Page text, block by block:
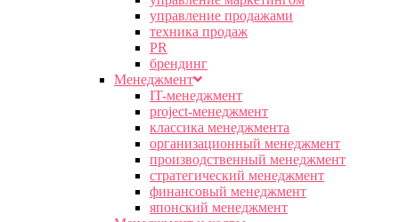
управление продажами
техника продаж
PR
брендинг
Менеджмент
IT-менеджмент
project-менеджмент
классика менеджмента
организационный менеджмент
производственный менеджмент
стратегический менеджмент
финансовый менеджмент
японский менеджмент